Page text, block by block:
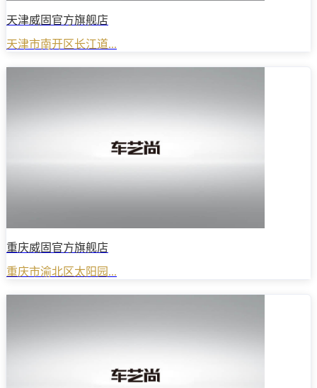
天津威固官方旗舰店
天津市南开区长江道...
重庆威固官方旗舰店
重庆市渝北区太阳园...